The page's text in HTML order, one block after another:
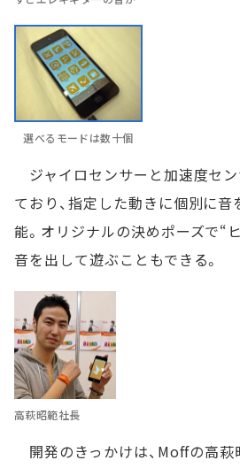
選べるモードは数十個
ジャイロセンサーと加速度セ
ており、指定した動きに個別に
能。オリジナルの決めポーズで“
音を出して遊ぶこともできる。
高萩昭範社長
開発のきっかけは、Moffの高